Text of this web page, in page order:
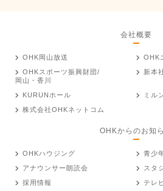
会社概要
OHK岡山放送
OHK
OHKスポーツ振興財団/
岡山・香川
新本
KURUNホール
ミル
株式会社OHKネットコム
OHKからのお知
OHKハウジング
青少
アナウンサー朗読会
スタ
採用情報
テレ